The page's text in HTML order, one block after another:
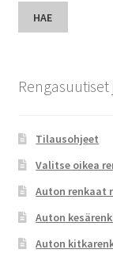
HAE
Tilausohjeet
Valitse oikea
Auton renkaat
Auton
Auton